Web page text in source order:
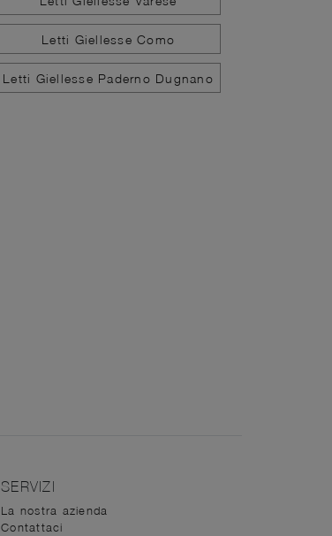
Letti Giellesse Como
Letti Giellesse Paderno Dugnano
SERVIZI
La nostra azienda
Contattaci